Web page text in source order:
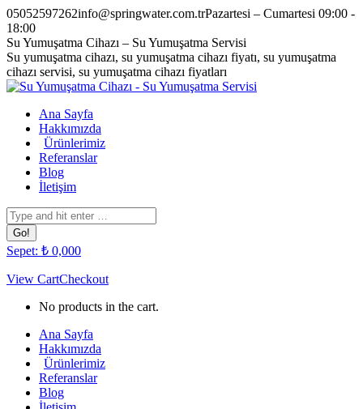
Skip
to
content
05052597262info@springwater.com.trPazartesi – Cumartesi 09:00 -
18:00
Facebook
page
opens
in
window
Twitter
page
opens
in
window
Pinterest
page
opens
in
window
Instagram
page
opens
in
window
Su Yumuşatma Cihazı – Su Yumuşatma Servisi
Su yumuşatma cihazı, su yumuşatma cihazı fiyatı, su yumuşatma
cihazı servisi, su yumuşatma cihazı fiyatları
Ana Sayfa
Hakkımızda
Ürünlerimiz
Referanslar
Blog
İletişim
Search:
Sepet: ₺ 0,000
View CartCheckout
No products in the cart.
Ana Sayfa
Hakkımızda
Ürünlerimiz
Referanslar
Blog